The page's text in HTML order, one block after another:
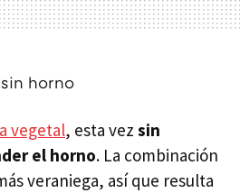
horno
vegetal, esta vez sin
el horno. La combinación
veraniega, así que resulta